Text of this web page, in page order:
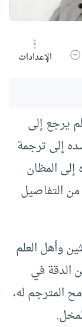
تقليل حجم الخط
الإعدادات
يرجع إلى
إلى ترجمة
المظان
من التفاصيل
وأهل العلم
الدقة في
المترجم له،